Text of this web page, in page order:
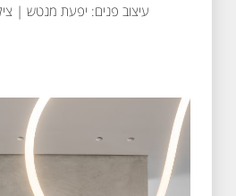
עיצוב פנים: יפעת מנטש |